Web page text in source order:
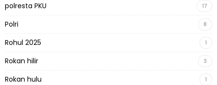
polresta PKU 17
Polri 8
Rohul 2025 1
Rokan hilir 3
Rokan hulu 1